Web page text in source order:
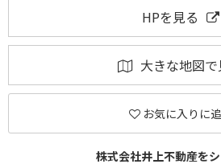
HPを見る
大きな地図で
お気に入りに
株式会社井上不動産を